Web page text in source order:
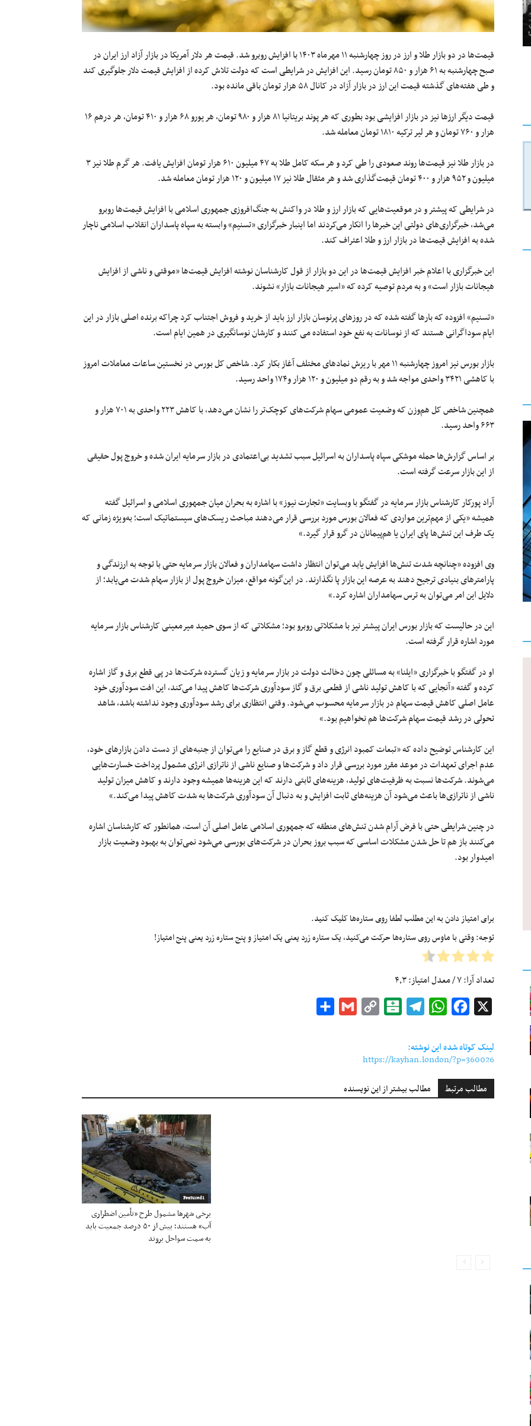
قیمت‌ها در دو بازار طلا و ارز در روز چهارشنبه ۱۱ مهرماه ۱۴۰۳ با افزایش روبرو شد. قیمت هر دلار آمریکا در بازار آزاد ارز ایران در
صبح چهارشنبه به ۶۱ هزار و ۸۵۰ تومان رسید. این افزایش در شرایطی است که دولت تلاش کرده از افزایش قیمت دلار جلوگیری کند
و طی هفته‌های گذشته قیمت این ارز در بازار آزاد در کانال ۵۸ هزار تومان باقی مانده بود.
قیمت دیگر ارزها نیز در بازار افزایشی بود بطوری که هر پوند بریتانیا ۸۱ هزار و ۹۸۰ تومان، هر یورو ۶۸ هزار و ۴۱۰ تومان، هر درهم ۱۶
هزار و ۷۶۰ تومان و هر لیر ترکیه ۱۸۱۰ تومان معامله شد.
در بازار طلا نیز قیمت‌ها روند صعودی را طی کرد و هر سکه کامل طلا به ۴۷ میلیون ۶۱۰ هزار تومان افزایش یافت. هر گرم طلا نیز ۳
میلیون و ۹۵۲ هزار و ۴۰۰ تومان قیمت‌گذاری شد و هر مثقال طلا نیز ۱۷ میلیون و ۱۲۰ هزار تومان معامله شد.
در شرایطی که پیشتر و در موقعیت‌هایی که بازار ارز و طلا در واکنش به جنگ‌افروزی جمهوری اسلامی با افزایش قیمت‌ها روبرو
می‌شد، خبرگزاری‌های دولتی این خبرها را انکار می‌کردند اما اینبار خبرگزاری «تسنیم» وابسته به سپاه پاسداران انقلاب اسلامی ناچار
شده به افزایش قیمت‌ها در بازار ارز و طلا اعتراف کند.
این خبرگزاری با اعلام خبر افزایش قیمت‌ها در این دو بازار از قول کارشناسان نوشته افزایش قیمت‌ها «موقتی و ناشی از افزایش
هیجانات بازار است» و به مردم توصیه کرده که «اسیر هیجانات بازار» نشوند.
«تسنیم» افزوده که بارها گفته شده که در روزهای پرنوسان بازار ارز باید از خرید و فروش اجتناب کرد چراکه برنده اصلی بازار در این
ایام سوداگرانی هستند که از نوسانات به نفع خود استفاده می کنند و کارشان نوسانگیری در همین ایام است.
بازار بورس نیز امروز چهارشنبه ۱۱ مهر با ریزش نمادهای مختلف آغاز بکار کرد. شاخص کل بورس در نخستین ساعات معاملات امروز
با کاهشی ۳۴۲۱ واحدی مواجه شد و به رقم دو میلیون و ۱۲۰ هزار و۱۷۴ واحد رسید.
همچنین شاخص کل هم‌وزن که وضعیت عمومی سهام شرکت‌های کوچک‌تر را نشان می‌دهد، با کاهش ۲۲۳ واحدی به ۷۰۱ هزار و
۶۶۳ واحد رسید.
بر اساس گزارش‌ها حمله موشکی سپاه پاسداران به اسرائیل سبب تشدید بی‌اعتمادی در بازار سرمایه ایران شده و خروج پول حقیقی
از این بازار سرعت گرفته است.
آراد پورکار کارشناس بازار سرمایه در گفتگو با وبسایت «تجارت نیوز» با اشاره به بحران میان جمهوری اسلامی و اسرائیل گفته
همیشه «یکی از مهم‌ترین مواردی که فعالان بورس مورد بررسی قرار می‌دهند مباحث ریسک‌های سیستماتیک است؛ به‌ویژه زمانی که
یک طرف این تنش‌ها پای ایران یا هم‌پیمانان در گرو قرار گیرد.»
وی افزوده «چنانچه شدت تنش‌ها افزایش یابد می‌توان انتظار داشت سهامداران و فعالان بازار سرمایه حتی با توجه به ارزندگی و
پارامترهای بنیادی ترجیح دهند به عرصه این بازار پا نگذارند. در این‌گونه مواقع، میزان خروج پول از بازار سهام شدت می‌یابد؛ از
دلایل این امر می‌توان به ترس سهامداران اشاره کرد.»
این در حالیست که بازار بورس ایران پیشتر نیز با مشکلاتی روبرو بود؛ مشکلاتی که از سوی حمید میرمعینی کارشناس بازار سرمایه
مورد اشاره قرار گرفته است.
او در گفتگو با خبرگزاری «ایلنا» به مسائلی چون دخالت دولت در بازار سرمایه و زیان گسترده شرکت‌ها در پی قطع برق و گاز اشاره
کرده و گفته «آنجایی که با کاهش تولید ناشی از قطعی برق و گاز سودآوری شرکت‌ها کاهش پیدا می‌کند، این افت سودآوری خود
عامل اصلی کاهش قیمت سهام در بازار سرمایه محسوب می‌شود. وقتی انتظاری برای رشد سودآوری وجود نداشته باشد، شاهد
تحولی در رشد قیمت‌ سهام شرکت‌ها هم نخواهیم بود.»
این کارشناس توضیح داده که «تبعات کمبود انرژی و قطع گاز و برق در صنایع را می‌‌توان از جنبه‌های از دست دادن بازارهای خود،
عدم اجرای تعهدات در موعد مقرر مورد بررسی قرار داد و شرکت‌ها و صنایع ناشی از ناترازی انرژی مشمول پرداخت خسارت‌هایی
می‌شوند. شرکت‌ها نسبت به ظرفیت‌های تولید، هزینه‌های ثابتی دارند که این هزینه‌ها همیشه وجود دارند و کاهش میزان تولید
ناشی از ناترازی‌ها باعث می‌شود آن هزینه‌های ثابت افزایش و به دنبال آن سودآوری شرکت‌ها به شدت کاهش پیدا می‌کند.»
در چنین شرایطی حتی با فرض آرام شدن تنش‌های منطقه که جمهوری اسلامی عامل اصلی آن است، همانطور که کارشناسان اشاره
می‌کنند باز هم تا حل شدن مشکلات اساسی که سبب بروز بحران در شرکت‌های بورسی می‌شود نمی‌توان به بهبود وضعیت بازار
امیدوار بود.
برای امتیاز دادن به این مطلب لطفا روی ستاره‌ها کلیک کنید.
توجه: وقتی با ماوس روی ستاره‌ها حرکت می‌کنید، یک ستاره زرد یعنی یک امتیاز و پنج ستاره زرد یعنی پنج امتیاز!
تعداد آرا:۷/ معدل امتیاز:۴٫۳
Facebook
WhatsApp
Telegram
Balatarin
Copy
Gmail
لینک کوتاه شده این نوشته:
https://kayhan.london/?p=360026
مطالب مرتبط مطالب بیشتر از این نویسنده
Featured1
برخی شهرها مشمول طرح «تأمین اضطراری
آب» هستند؛ بیش از ۵۰ درصد جمعیت باید
به سمت سواحل بروند